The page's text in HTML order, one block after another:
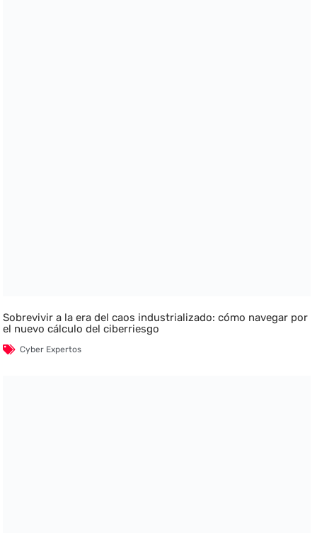
Sobrevivir a la era del caos industrializado: cómo navegar por
el nuevo cálculo del ciberriesgo
Cyber Expertos